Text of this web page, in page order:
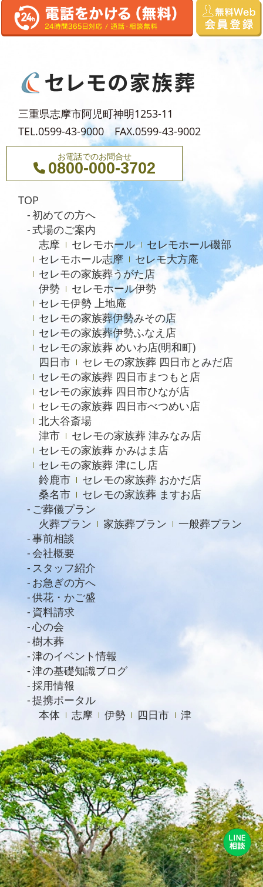
三重県志摩市阿児町神明1253-11
TEL.0599-43-9000 FAX.0599-43-9002
お電話でのお問合せ
0800-000-3702
TOP
初めての方へ
式場のご案内
志摩
セレモホール
セレモホール磯部
セレモホール志摩
セレモ大方庵
セレモの家族葬うがた店
伊勢
セレモホール伊勢
セレモ伊勢 上地庵
セレモの家族葬伊勢みその店
セレモの家族葬伊勢ふなえ店
セレモの家族葬 めいわ店(明和町)
四日市
セレモの家族葬 四日市とみだ店
セレモの家族葬 四日市まつもと店
セレモの家族葬 四日市ひなが店
セレモの家族葬 四日市べつめい店
北大谷斎場
津市
セレモの家族葬 津みなみ店
セレモの家族葬 かみはま店
セレモの家族葬 津にし店
鈴鹿市
セレモの家族葬 おかだ店
桑名市
セレモの家族葬 ますお店
ご葬儀プラン
火葬プラン
家族葬プラン
一般葬プラン
事前相談
会社概要
スタッフ紹介
お急ぎの方へ
供花・かご盛
資料請求
心の会
樹木葬
津のイベント情報
津の基礎知識ブログ
採用情報
提携ポータル
本体
志摩 伊勢 四日市 津